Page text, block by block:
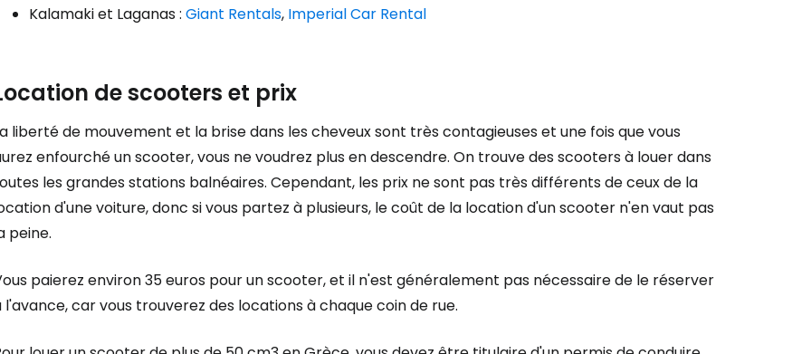
Kalamaki et Laganas : Giant Rentals, Imperial Car Rental
de scooters et prix
liberté de mouvement et la brise dans les cheveux sont très contagieuses et une fois que vous
enfourché un scooter, vous ne voudrez plus en descendre. On trouve des scooters à louer dans
les grandes stations balnéaires. Cependant, les prix ne sont pas très différents de ceux de la
d'une voiture, donc si vous partez à plusieurs, le coût de la location d'un scooter n'en vaut pas
peine.
paierez environ 35 euros pour un scooter, et il n'est généralement pas nécessaire de le réserver
l'avance, car vous trouverez des locations à chaque coin de rue.